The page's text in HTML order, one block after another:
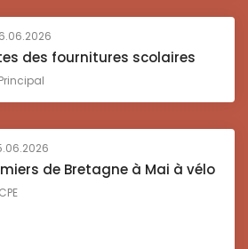
des fournitures scolaires
Principal
de Bretagne à Mai à vélo
CPE